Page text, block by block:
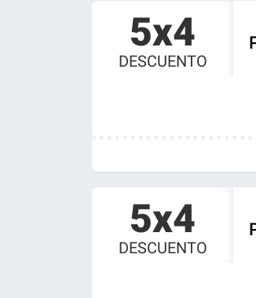
5x4
DESCUENTO
5x4
DESCUENTO